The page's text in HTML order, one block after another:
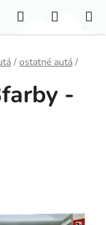
Hľadať
KOŠÍK
/ ostatné autá /
-